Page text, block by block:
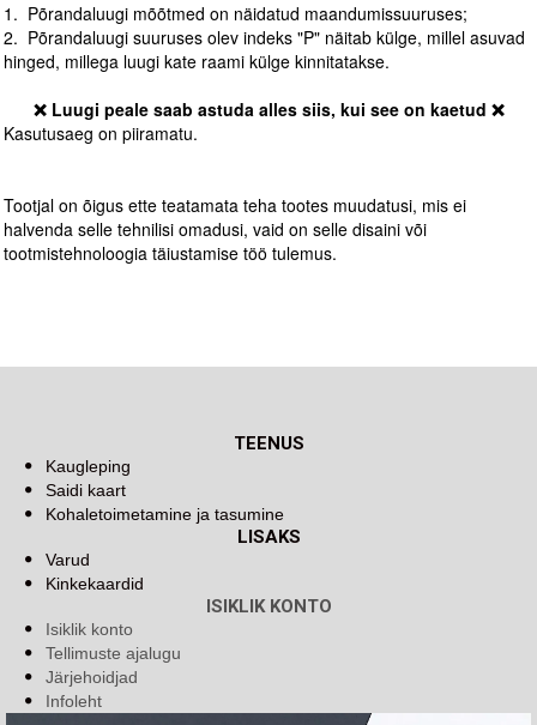
1. Põrandaluugi mõõtmed on näidatud maandumissuuruses;
2. Põrandaluugi suuruses olev indeks "P" näitab külge, millel asuvad
hinged, millega luugi kate raami külge kinnitatakse.
❌ Luugi peale saab astuda alles siis, kui see on kaetud ❌
Kasutusaeg on piiramatu.
Tootjal on õigus ette teatamata teha tootes muudatusi, mis ei
halvenda selle tehnilisi omadusi, vaid on selle disaini või
tootmistehnoloogia täiustamise töö tulemus.
TEENUS
Kaugleping
Saidi kaart
Kohaletoimetamine ja tasumine
LISAKS
Varud
Kinkekaardid
ISIKLIK KONTO
Isiklik konto
Tellimuste ajalugu
Järjehoidjad
Infoleht